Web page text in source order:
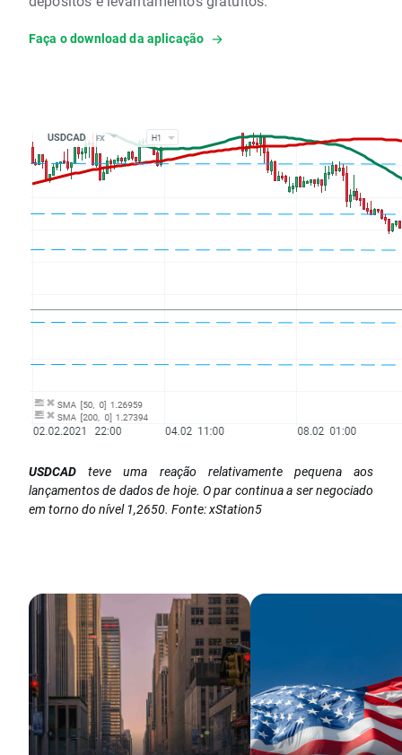
Faça o download da aplicação
USDCAD teve uma reação relativamente pequena aos
lançamentos de dados de hoje. O par continua a ser negociado
em torno do nível 1,2650. Fonte: xStation5